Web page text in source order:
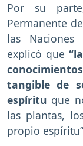
Por su
Permanente
las Naciones
explicó que
tangible de
espíritu que
las plantas,
propio